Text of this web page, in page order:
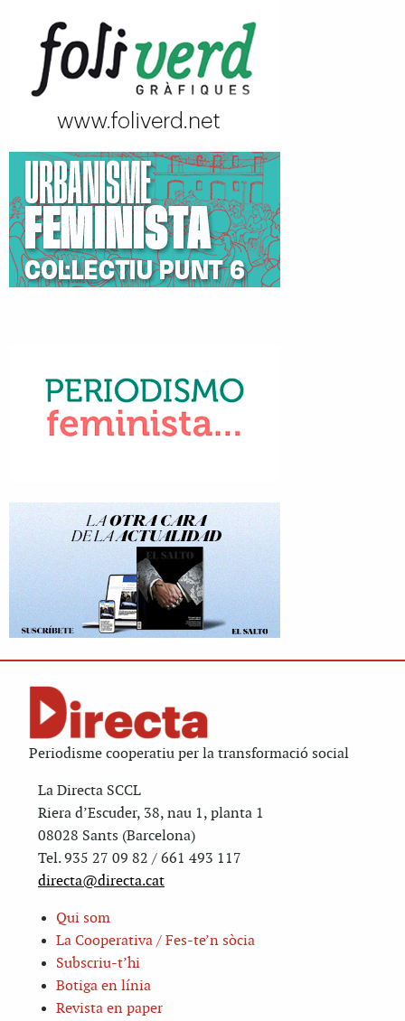
Periodisme cooperatiu per la transformació social
La Directa SCCL
Riera d’Escuder, 38, nau 1, planta 1
08028 Sants (Barcelona)
Tel. 935 27 09 82 / 661 493 117
directa@directa.cat
Qui som
La Cooperativa / Fes-te’n sòcia
Subscriu-t’hi
Botiga en línia
Revista en paper